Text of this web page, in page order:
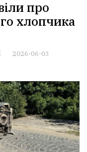
про
хлопчика
2026-06-03